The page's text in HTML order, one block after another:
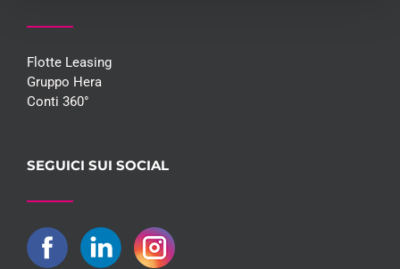
Flotte Leasing
Gruppo Hera
Conti 360°
SEGUICI SUI SOCIAL